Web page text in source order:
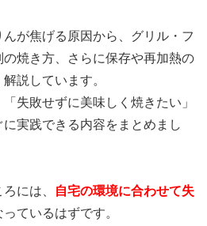
が焦げる原因から、グリル・フ
焼き方、さらに保存や再加熱の
説しています。
失敗せずに美味しく焼きたい」
実践できる内容をまとめまし
には、
自宅の環境に合わせて失
っているはずです。